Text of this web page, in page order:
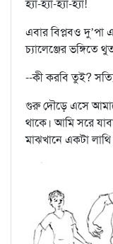
হ্যা-হ্যা-হ্যা-হ্যা!
এবার বিপ্লবও দু’পা
চ্যালেঞ্জের
--কী করবি তুই?
গুরু দৌড়ে এসে
থাকে। আমি সরে
মাঝখানে একটা